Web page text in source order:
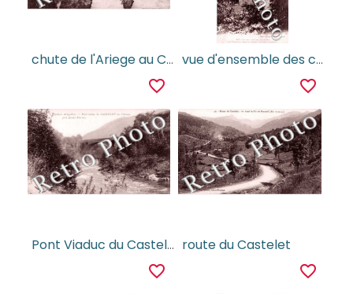
chute de l'Ariege au Castelet
favorite_border
vue d'ensemble des cascades de l'Ariege au Castelet
favorite_border
Pont Viaduc du Castelet
favorite_border
route du Castelet
favorite_border